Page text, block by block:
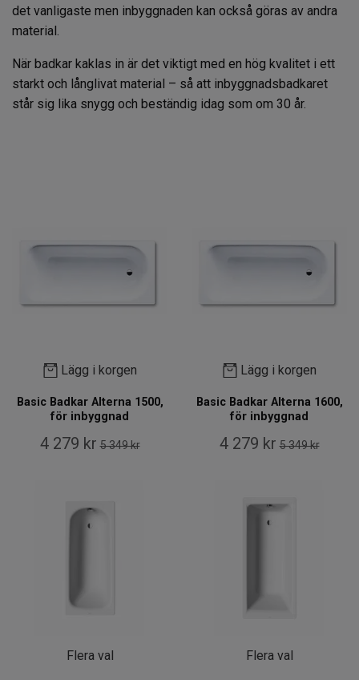
det vanligaste men inbyggnaden kan också göras av andra
material.
När badkar kaklas in är det viktigt med en hög kvalitet i ett
starkt och långlivat material – så att inbyggnadsbadkaret
står sig lika snygg och beständig idag som om 30 år.
Lägg i korgen
Basic Badkar Alterna 1500,
för inbyggnad
4 279 kr 5 349 kr
Lägg i korgen
Basic Badkar Alterna 1600,
för inbyggnad
4 279 kr 5 349 kr
Flera val Flera val